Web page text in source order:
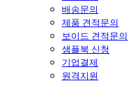
배송문의
제품 견적문의
보이드 견적문의
샘플북 신청
기업결제
원격지원